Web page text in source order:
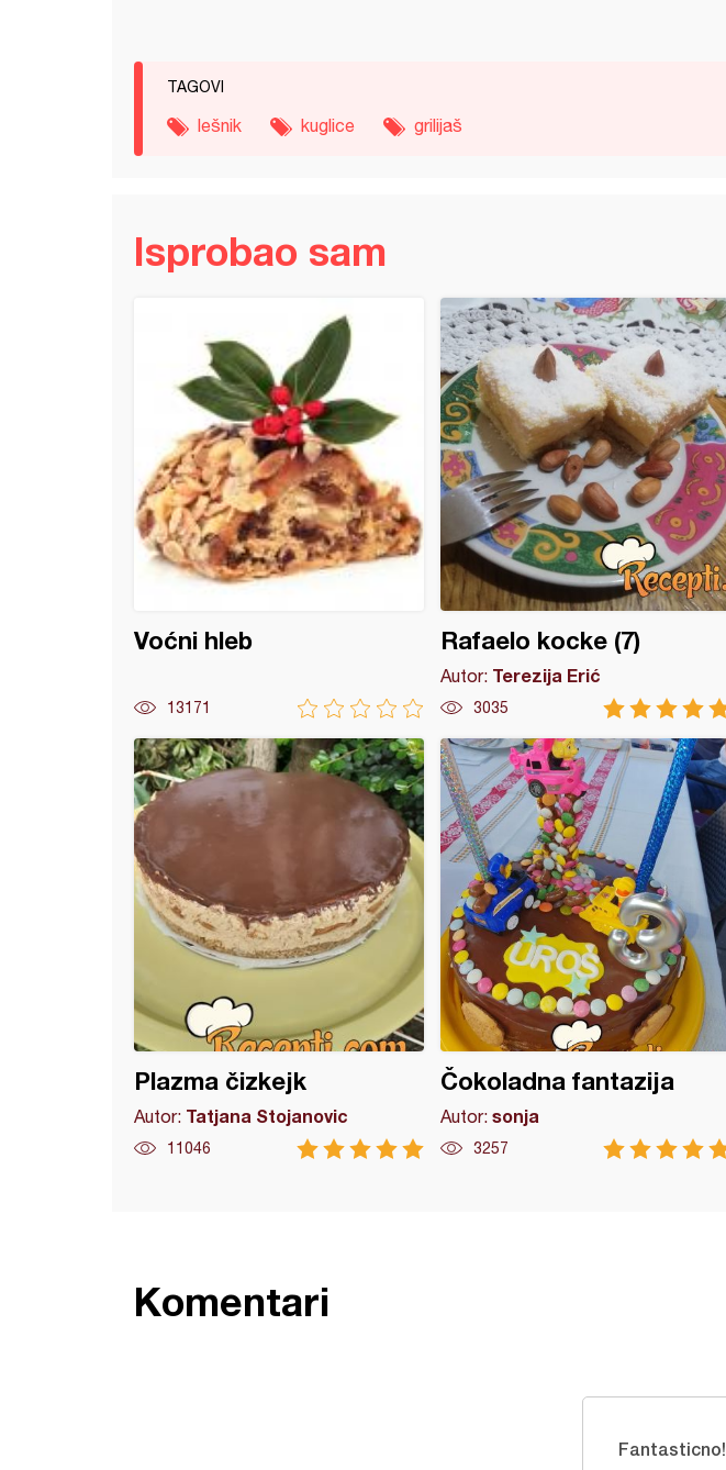
TAGOVI
lešnik kuglice grilijaš
Isprobao sam
Voćni hleb
13171
Rafaelo kocke (7)
Autor: Terezija Erić
3035
Plazma čizkejk
Autor: Tatjana Stojanovic
11046
Čokoladna fantazija
Autor: sonja
3257
Komentari
Fantasticno!